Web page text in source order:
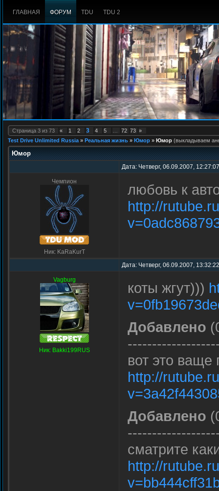
ГЛАВНАЯ ФОРУМ TDU TDU 2
Страница 3 из 73 « 1 2 3 4 5 72 73 »
Test Drive Unlimited Russia » Реальная жизнь » Юмор » Юмор (выкладываем
Юмор
Дата: Четверг, 06.09.2007,
Чемпион
Ник: KaRaKurT
любовь к
http://
Дата: Четверг, 06.09.2007,
Vagburg
Ник: Bakki199RUS
коты жгут)))
Добавлено
вот это ваще
http://
Добавлено
сматрите
http://